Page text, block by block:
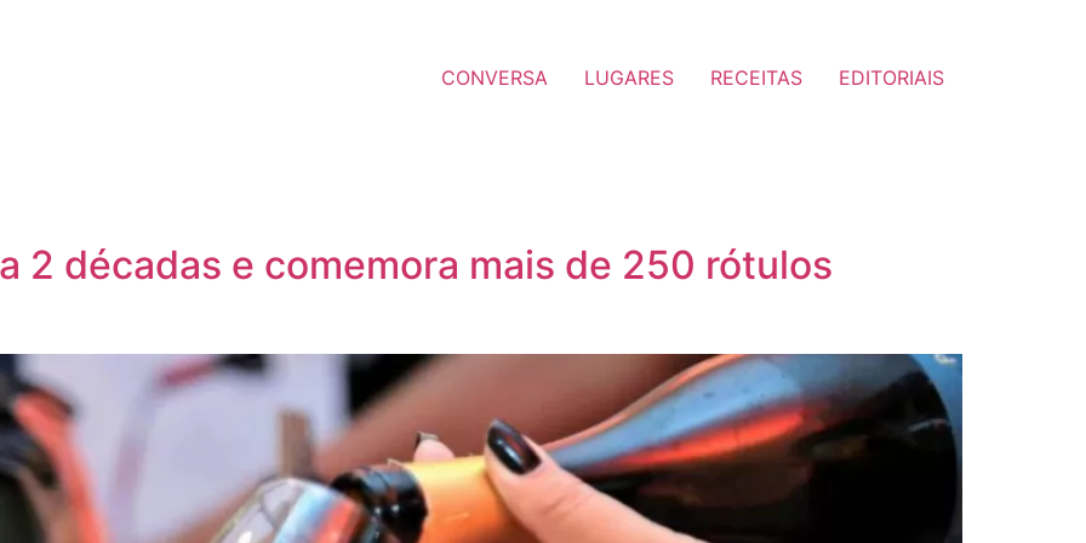
CONVERSA LUGARES RECEITAS EDITORIAIS
2 décadas e comemora mais de 250 rótulos